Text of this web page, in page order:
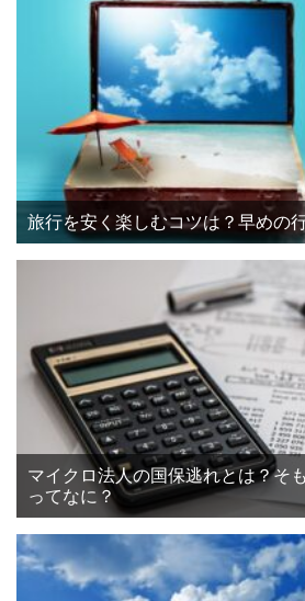
旅行を安く楽しむコツは？早めの
マイクロ法人の国保逃れとは？そ
ってなに？